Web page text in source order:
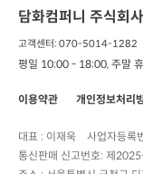
담화컴퍼니 주식회사
고객센터: 070-5014-1282
평일 10:00 - 18:00, 주말
이용약관 개인정보처리
대표 : 이재욱 사업자등록
통신판매 신고번호: 제